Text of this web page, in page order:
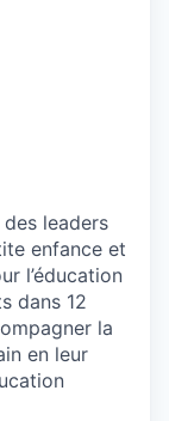
leaders
enfance et
l’éducation
dans 12
la
en leur